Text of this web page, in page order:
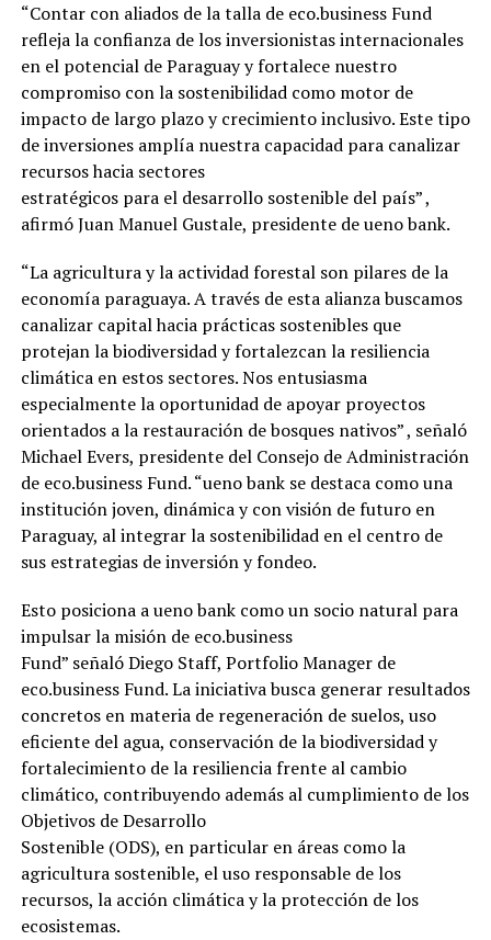
“Contar con aliados de la talla de eco.business Fund
refleja la confianza de los inversionistas internacionales
en el potencial de Paraguay y fortalece nuestro
compromiso con la sostenibilidad como motor de
impacto de largo plazo y crecimiento inclusivo. Este tipo
de inversiones amplía nuestra capacidad para canalizar
recursos hacia sectores
estratégicos para el desarrollo sostenible del país” ,
afirmó Juan Manuel Gustale, presidente de ueno bank.
“La agricultura y la actividad forestal son pilares de la
economía paraguaya. A través de esta alianza buscamos
canalizar capital hacia prácticas sostenibles que
protejan la biodiversidad y fortalezcan la resiliencia
climática en estos sectores. Nos entusiasma
especialmente la oportunidad de apoyar proyectos
orientados a la restauración de bosques nativos” , señaló
Michael Evers, presidente del Consejo de Administración
de eco.business Fund. “ueno bank se destaca como una
institución joven, dinámica y con visión de futuro en
Paraguay, al integrar la sostenibilidad en el centro de
sus estrategias de inversión y fondeo.
Esto posiciona a ueno bank como un socio natural para
impulsar la misión de eco.business
Fund” señaló Diego Staff, Portfolio Manager de
eco.business Fund. La iniciativa busca generar resultados
concretos en materia de regeneración de suelos, uso
eficiente del agua, conservación de la biodiversidad y
fortalecimiento de la resiliencia frente al cambio
climático, contribuyendo además al cumplimiento de los
Objetivos de Desarrollo
Sostenible (ODS), en particular en áreas como la
agricultura sostenible, el uso responsable de los
recursos, la acción climática y la protección de los
ecosistemas.